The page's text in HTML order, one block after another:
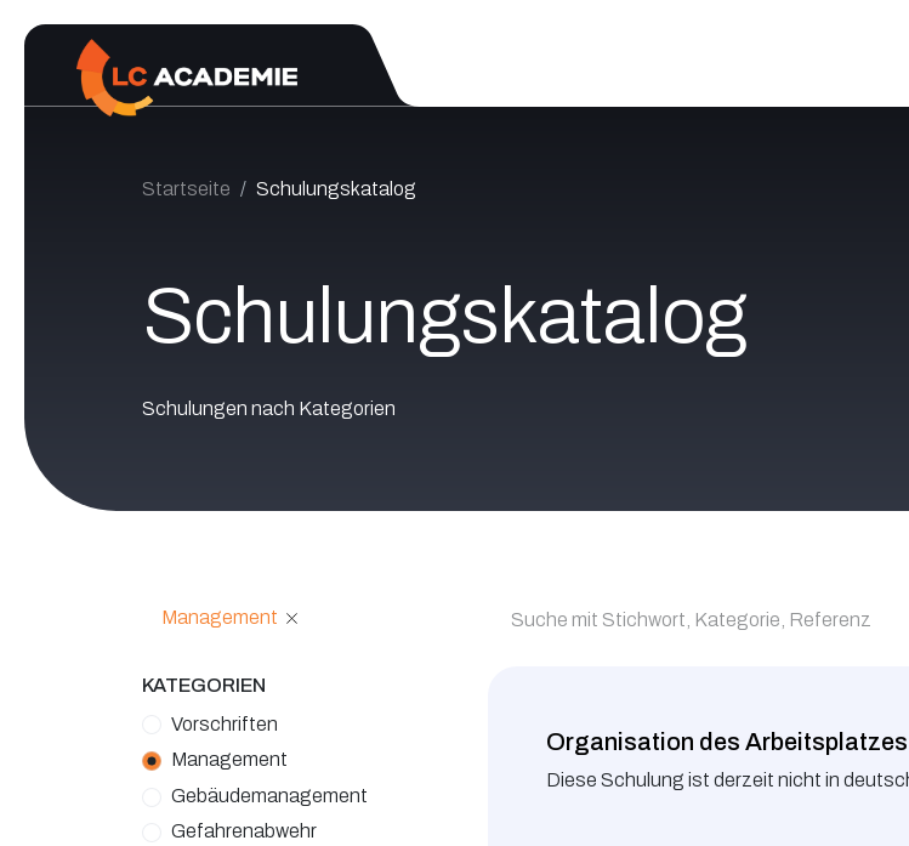
Startseite Schulungskatalog
Schulungskatalog
Schulungen nach Kategorien
Management
KATEGORIEN
Vorschriften
Management
Gebäudemanagement
Gefahrenabwehr
Organisation des
Diese Schulung ist derzeit nicht in